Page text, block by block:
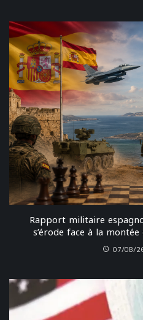
Rapport militaire
s’érode face à la
07/08/